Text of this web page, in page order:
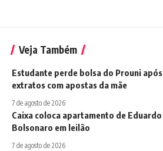
Veja Também
Estudante perde bolsa do Prouni após
extratos com apostas da mãe
7 de agosto de 2026
Caixa coloca apartamento de Eduardo
Bolsonaro em leilão
7 de agosto de 2026